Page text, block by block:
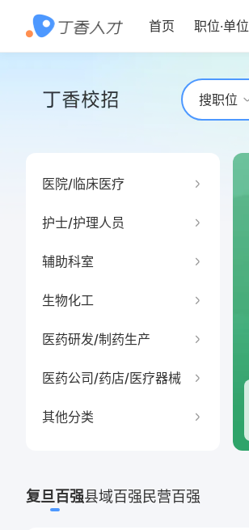
首页 职位·单位
搜职位
医院/临床医疗
护士/护理人员
辅助科室
生物化工
医药研发/制药生产
医药公司/药店/医疗器械
其他分类
复旦百强县域百强民营百强